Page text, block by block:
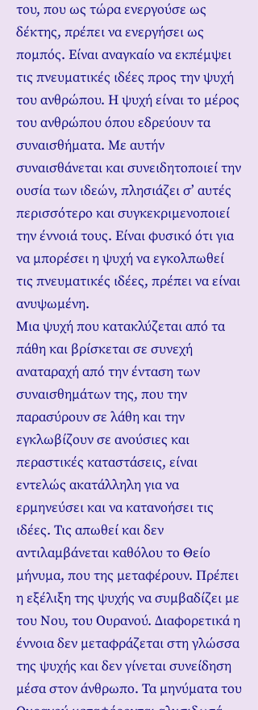
του, που ως τώρα ενεργούσε ως
δέκτης, πρέπει να ενεργήσει ως
πομπός. Είναι αναγκαίο να εκπέμψει
τις πνευματικές ιδέες προς την ψυχή
του ανθρώπου. Η ψυχή είναι το μέρος
του ανθρώπου όπου εδρεύουν τα
συναισθήματα. Με αυτήν
συναισθάνεται και συνειδητοποιεί την
ουσία των ιδεών, πλησιάζει σ’ αυτές
περισσότερο και συγκεκριμενοποιεί
την έννοιά τους. Είναι φυσικό ότι για
να μπορέσει η ψυχή να εγκολπωθεί
τις πνευματικές ιδέες, πρέπει να είναι
ανυψωμένη.
Μια ψυχή που κατακλύζεται από τα
πάθη και βρίσκεται σε συνεχή
αναταραχή από την ένταση των
συναισθημάτων της, που την
παρασύρουν σε λάθη και την
εγκλωβίζουν σε ανούσιες και
περαστικές καταστάσεις, είναι
εντελώς ακατάλληλη για να
ερμηνεύσει και να κατανοήσει τις
ιδέες. Τις απωθεί και δεν
αντιλαμβάνεται καθόλου το Θείο
μήνυμα, που της μεταφέρουν. Πρέπει
η εξέλιξη της ψυχής να συμβαδίζει με
του Νου, του Ουρανού. Διαφορετικά η
έννοια δεν μεταφράζεται στη γλώσσα
της ψυχής και δεν γίνεται συνείδηση
μέσα στον άνθρωπο. Τα μηνύματα του